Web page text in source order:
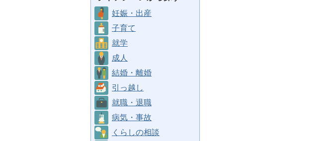
妊娠・出産
子育て
就学
成人
結婚・離婚
引っ越し
就職・退職
病気・事故
くらしの相談